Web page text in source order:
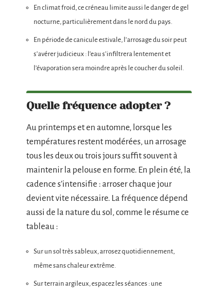
En climat froid, ce créneau limite aussi le danger de gel
nocturne, particulièrement dans le nord du pays.
En période de canicule estivale, l’arrosage du soir peut
s’avérer judicieux : l’eau s’infiltrera lentement et
l’évaporation sera moindre après le coucher du soleil.
Quelle fréquence adopter ?
Au printemps et en automne, lorsque les
températures restent modérées, un arrosage
tous les deux ou trois jours suffit souvent à
maintenir la pelouse en forme. En plein été, la
cadence s’intensifie : arroser chaque jour
devient vite nécessaire. La fréquence dépend
aussi de la nature du sol, comme le résume ce
tableau :
Sur un sol très sableux, arrosez quotidiennement,
même sans chaleur extrême.
Sur terrain argileux, espacez les séances : une